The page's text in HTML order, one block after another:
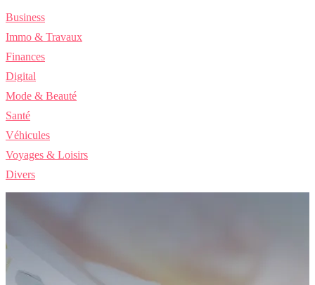
Business
Immo & Travaux
Finances
Digital
Mode & Beauté
Santé
Véhicules
Voyages & Loisirs
Divers